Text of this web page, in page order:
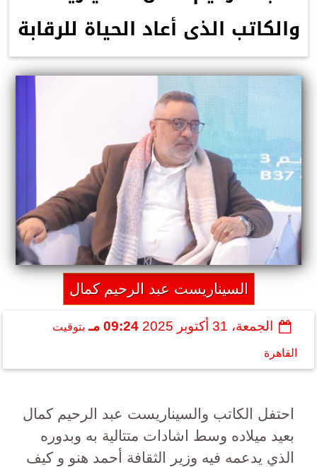
والكاتب الذى أعاد الحياة للرقابة
السيناريست عبد الرحيم كمال
الجمعة، 31 أكتوبر 2025 09:24 مـ بتوقيت
القاهرة
احتفل الكاتب والسيناريست عبد الرحيم كمال
بعيد ميلاده وسط اشادات متتالية به وبدوره
الذي يدعمه فيه وزير الثقافة أحمد هنو و كيف